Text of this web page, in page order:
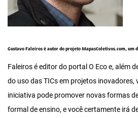
Gustavo Faleiros é autor do projeto MapasColetivos.com, um
Faleiros é editor do portal O Eco e, além
do uso das TICs em projetos inovadores,
iniciativa pode promover novas formas
formal de ensino, e você certamente irá